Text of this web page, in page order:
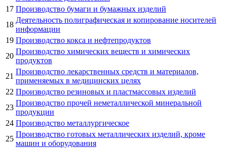
17 Производство бумаги и бумажных изделий
18
Деятельность полиграфическая и копирование носителей
информации
19 Производство кокса и нефтепродуктов
20
Производство химических веществ и химических
продуктов
21
Производство лекарственных средств и материалов,
применяемых в медицинских целях
22 Производство резиновых и пластмассовых изделий
23
Производство прочей неметаллической минеральной
продукции
24 Производство металлургическое
25
Производство готовых металлических изделий, кроме
машин и оборудования